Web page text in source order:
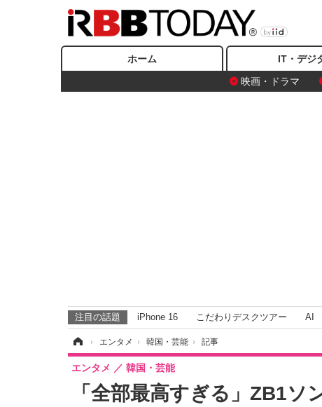
ホーム IT・デジ
映画・ドラマ
注目の話題 iPhone 16 こだわりデスクツアー AI
› エンタメ › 韓国・芸能 › 記事
「全部最高すぎる」ZB1
エンタメ 韓国・芸能